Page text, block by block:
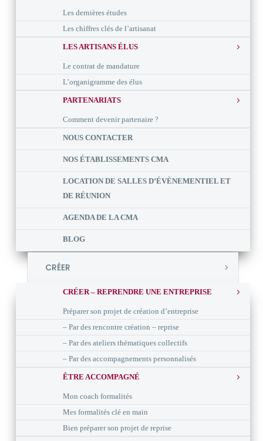
Les dernières études
Les chiffres clés de l’artisanat
LES ARTISANS ÉLUS
Le contrat de mandature
L’organigramme des élus
PARTENARIATS
Comment devenir partenaire ?
NOUS CONTACTER
NOS ÉTABLISSEMENTS CMA
LOCATION DE SALLES D’ÉVÈNEMENTIEL ET
DE RÉUNION
AGENDA DE LA CMA
BLOG
CRÉER
CRÉER – REPRENDRE UNE ENTREPRISE
Préparer son projet de création d’entreprise
– Par des rencontre création – reprise
– Par des ateliers thématiques collectifs
– Par des accompagnements personnalisés
ÊTRE ACCOMPAGNÉ
Mon coach formalités
Mes formalités clé en main
Bien préparer son projet de reprise